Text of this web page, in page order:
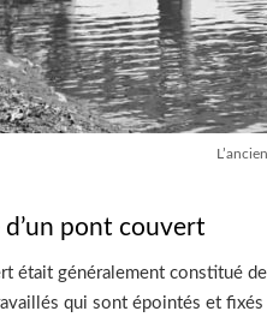
d’un pont couvert
était généralement constitué
qui sont épointés et fixés